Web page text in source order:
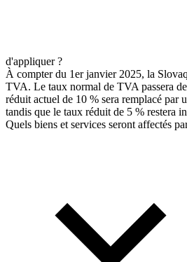
d'appliquer ?
À compter du 1er janvier 2025, la
TVA. Le taux normal de TVA passera
réduit actuel de 10 % sera remplacé par
tandis que le taux réduit de 5 % restera
Quels biens et services seront affectés